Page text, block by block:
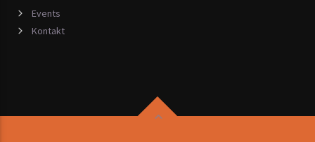
Events
Kontakt